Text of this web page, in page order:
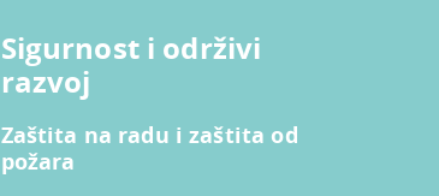
Sigurnost i održivi
razvoj
Zaštita na radu i zaštita od
požara